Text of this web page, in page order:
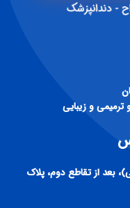
ترميمی و زيبايی
بعد از تقاطع دوم، پلاک